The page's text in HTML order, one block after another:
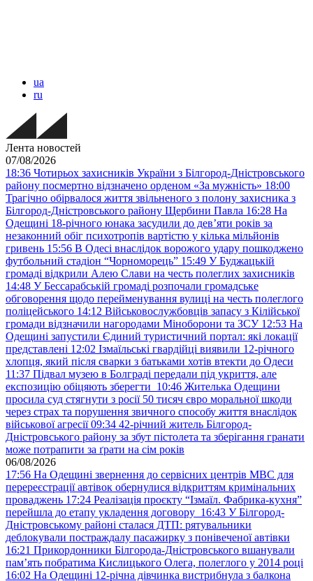
ua
ru
Лента новостей
07/08/2026
18:36 Чотирьох захисників України з Білгород-Дністровського
району посмертно відзначено орденом «За мужність» 18:00
Трагічно обірвалося життя звільненого з полону захисника з
Білгород-Дністровського району Щербини Павла 16:28 На
Одещині 18-річного юнака засудили до дев’яти років за
незаконний обіг психотропів вартістю у кілька мільйонів
гривень 15:56 В Одесі внаслідок ворожого удару пошкоджено
футбольний стадіон “Чорноморець” 15:49 У Буджацькій
громаді відкрили Алею Слави на честь полеглих захисників
14:48 У Бессарабській громаді розпочали громадське
обговорення щодо перейменування вулиці на честь полеглого
поліцейського 14:12 Військовослужбовців запасу з Кілійської
громади відзначили нагородами Міноборони та ЗСУ 12:53 На
Одещині запустили Єдиний туристичний портал: які локації
представлені 12:02 Ізмаїльські гвардійці виявили 12-річного
хлопця, який після сварки з батьками хотів втекти до Одеси
11:37 Підвал музею в Болграді передали під укриття, але
експозицію обіцяють зберегти 10:46 Жителька Одещини
просила суд стягнути з росії 50 тисяч євро моральної шкоди
через страх та порушення звичного способу життя внаслідок
військової агресії 09:34 42-річний житель Білгород-
Дністровського району за збут пістолета та зберігання гранати
може потрапити за ґрати на сім років
06/08/2026
17:56 На Одещині звернення до сервісних центрів МВС для
перереєстрації автівок обернулися відкриттям кримінальних
проваджень 17:24 Реалізація проєкту “Ізмаїл. Фабрика-кухня”
перейшла до етапу укладення договору 16:43 У Білгород-
Дністровському районі сталася ДТП: рятувальники
деблокували постраждалу пасажирку з понівеченої автівки
16:21 Прикордонники Білгорода-Дністровського вшанували
пам’ять побратима Кислицького Олега, полеглого у 2014 році
16:02 На Одещині 12-річна дівчинка вистрибнула з балкона